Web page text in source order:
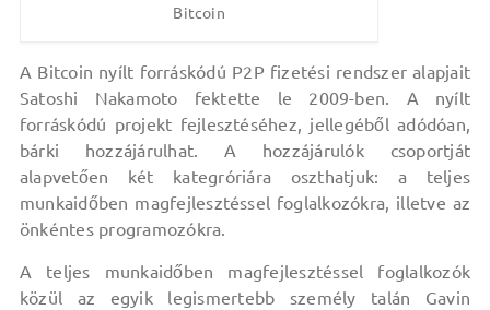
Bitcoin
A Bitcoin nyílt forráskódú P2P fizetési rendszer alapjait
Satoshi Nakamoto fektette le 2009-ben. A nyílt
forráskódú projekt fejlesztéséhez, jellegéből adódóan,
bárki hozzájárulhat. A hozzájárulók csoportját
alapvetően két kategróriára oszthatjuk: a teljes
munkaidőben magfejlesztéssel foglalkozókra, illetve az
önkéntes programozókra.
A teljes munkaidőben magfejlesztéssel foglalkozók
közül az egyik legismertebb személy talán Gavin